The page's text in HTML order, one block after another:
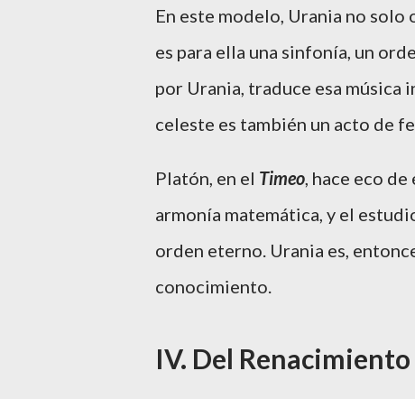
En este modelo, Urania no
es para ella una sinfonía, un
por Urania, traduce esa música
celeste es también un acto de
Platón, en el Timeo, hace eco
armonía matemática, y el
orden eterno. Urania es,
conocimiento.
IV. Del Renacimiento